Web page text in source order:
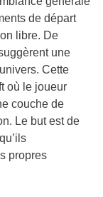
de départ
libre. De
une
Cette
où le joueur
couche de
Le but est de
propres